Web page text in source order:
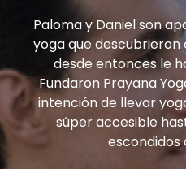
Paloma y Daniel son
yoga que descubrieron
desde entonces le
Fundaron Prayana
intención de llevar
súper accesible
escondidos